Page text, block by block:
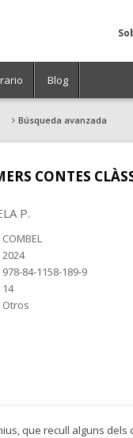
Blog
Búsqueda avanzada
CONTES
P.
COMBEL
2024
978-84-1158-189-9
14
Otros
que recull alguns